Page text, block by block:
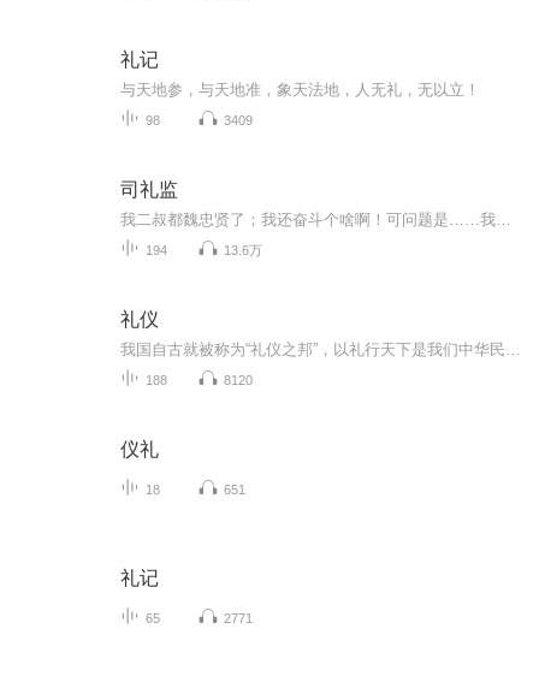
礼记
与天地参，与天地准，象天法地，人无礼，无以立！
98 3409
司礼监
194 13.6万
礼仪
188 8120
仪礼
18 651
礼记
65 2771